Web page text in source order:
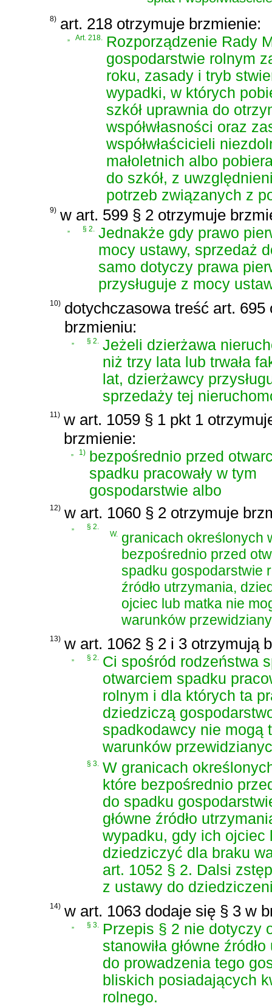
8) art. 218 otrzymuje brzmienie:
Art. 218.
Rozporządzenie Rady
gospodarstwie rolnym
roku, zasady i tryb
wypadki, w których
szkół uprawnia do
współwłasności oraz
współwłaścicieli
małoletnich albo
do szkół, z
potrzeb związanych z
9) w art. 599 § 2 otrzymuje
„ § 2. Jednakże gdy prawo
mocy ustawy, sprzedaż
samo dotyczy prawa
przysługuje z mocy
10) dotychczasowa treść art.
brzmieniu:
§ 2.
Jeżeli dzierżawa
niż trzy lata lub trwała
lat, dzierżawcy
sprzedaży tej
11) w art. 1059 § 1 pkt 1
brzmienie:
„ 1)
bezpośrednio przed
spadku pracowały w tym
gospodarstwie albo
12) w art. 1060 § 2 otrzymuje
„
§ 2.
W. granicach określonych
bezpośrednio przed
spadku gospodarstwie
źródło utrzymania,
ojciec lub matka nie
warunków
13) w art. 1062 § 2 i 3 otrzymują
„ § 2. Ci spośród rodzeństwa
otwarciem spadku
rolnym i dla których ta
dziedziczą
spadkodawcy nie mogą
warunków
§ 3. W granicach
które bezpośrednio
do spadku
główne źródło
wypadku, gdy ich ojciec
dziedziczyć dla braku
art. 1052 § 2. Dalsi
z ustawy do
14) w art. 1063 dodaje się § 3 w
§ 3.
Przepis § 2 nie dotyczy
stanowiła główne
do prowadzenia tego
bliskich posiadających
rolnego.